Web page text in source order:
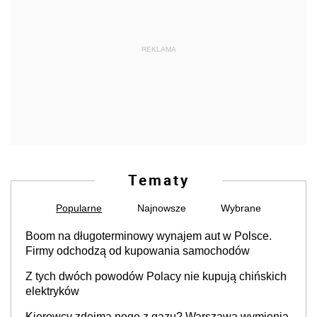
REKLAMA
Tematy
Popularne Najnowsze Wybrane
Boom na długoterminowy wynajem aut w Polsce.
Firmy odchodzą od kupowania samochodów
Z tych dwóch powodów Polacy nie kupują chińskich
elektryków